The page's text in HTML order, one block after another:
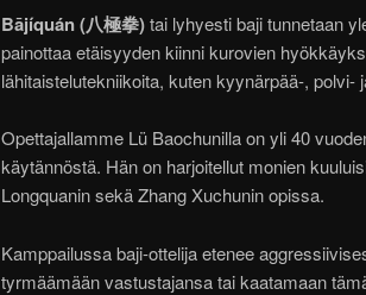
Bājíquán (八極拳)tai lyhyesti baji tunnetaan
painottaa etäisyyden kiinni kurovien
lähitaistelutekniikoita, kuten kyynärpää-, polvi-
Opettajallamme Lü Baochunilla on yli 40
käytännöstä. Hän on harjoitellut monien
Longquanin sekä Zhang Xuchunin opissa.
Kamppailussa baji-ottelija etenee
tyrmäämään vastustajansa tai kaatamaan